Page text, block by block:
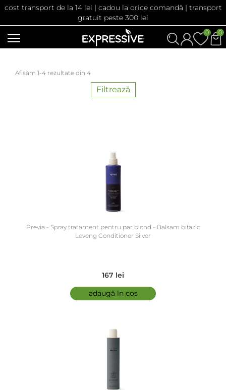
cost transport de la 14 lei | cadou la orice comandă | transport
gratuit peste 300 lei
0
0
Afișăm 1-4 rezultate din 4
Filtrează
Previa - Spray tratament pentru par blond - Balsam bifazic
Leveng Conditioner Silver
167 lei
adaugă în coș